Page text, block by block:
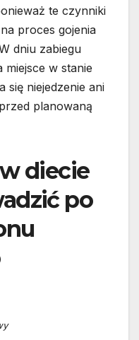
te czynniki
proces gojenia
dniu zabiegu
w stanie
się niejedzenie ani
planowaną
diecie
po